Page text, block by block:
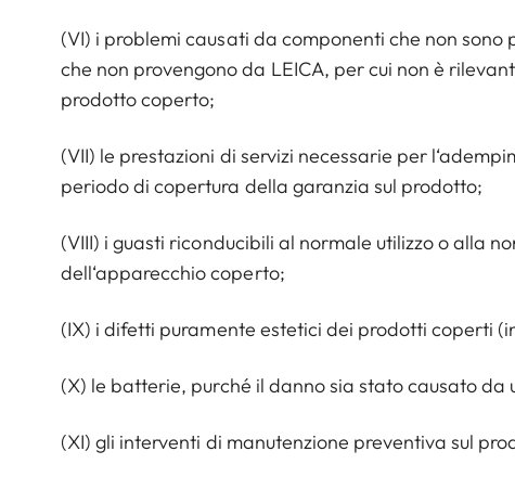
(VI) i problemi causati da componenti che non
che non provengono da LEICA, per cui non è
prodotto coperto;
(VII) le prestazioni di servizi necessarie per
periodo di copertura della garanzia sul prodotto;
(VIII) i guasti riconducibili al normale utilizzo o alla
dell‘apparecchio coperto;
(IX) i difetti puramente estetici dei prodotti coperti
(X) le batterie, purché il danno sia stato causato
(XI) gli interventi di manutenzione preventiva sul